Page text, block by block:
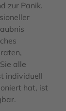
zur Panik.
alle
individuell
hat, ist